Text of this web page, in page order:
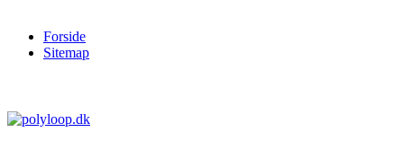
Forside
Sitemap